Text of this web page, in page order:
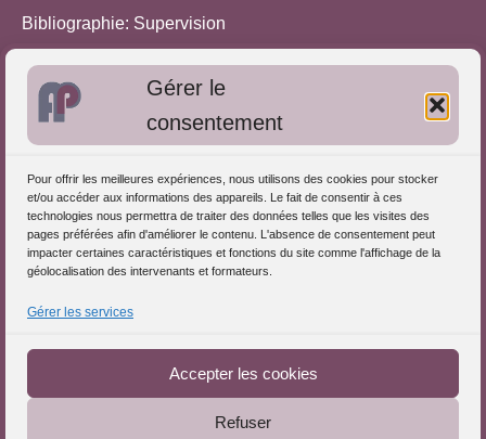
Gérer le
consentement
Pour offrir les meilleures expériences, nous utilisons des cookies pour stocker
et/ou accéder aux informations des appareils. Le fait de consentir à ces
technologies nous permettra de traiter des données telles que les visites des
pages préférées afin d'améliorer le contenu. L'absence de consentement peut
impacter certaines caractéristiques et fonctions du site comme l'affichage de la
géolocalisation des intervenants et formateurs.
Gérer les services
Accepter les cookies
Refuser
Bibliographie: Supervision
Approches de l'Analyse des pratiques
S'inscrire dans l'Annuaire
Publiez vos formations
Charte déontologique